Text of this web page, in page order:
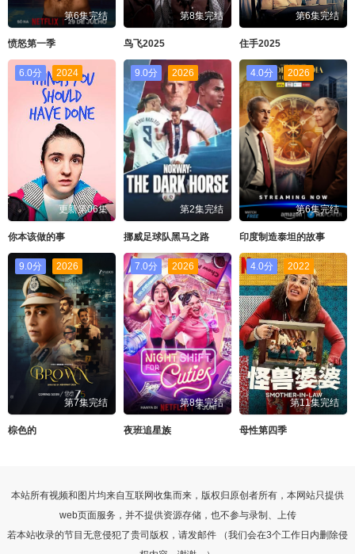
第6集完结
愤怒第一季
第8集完结
鸟飞2025
第6集完结
住手2025
6.0分 2024
更新第06集
你本该做的事
9.0分 2026
第2集完结
挪威足球队黑马之路
4.0分 2026
第6集完结
印度制造泰坦的故事
9.0分 2026
第7集完结
棕色的
7.0分 2026
第8集完结
夜班追星族
4.0分 2022
第11集完结
母性第四季
本站所有视频和图片均来自互联网收集而来，版权归原创者所有，本网站只提供
web页面服务，并不提供资源存储，也不参与录制、上传
若本站收录的节目无意侵犯了贵司版权，请发邮件 （我们会在3个工作日内删除侵